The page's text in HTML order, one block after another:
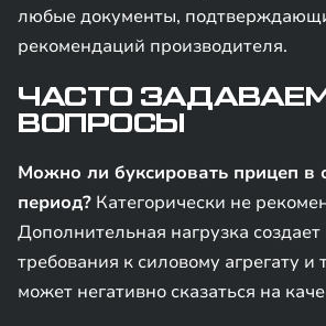
любые документы,
рекомендаций производителя.
ЧАСТО
ВОПРОСЫ
Можно ли буксировать прицеп в
период? Категорически не
Дополнительная нагрузка
требования к силовому агрегату и
может негативно сказаться на